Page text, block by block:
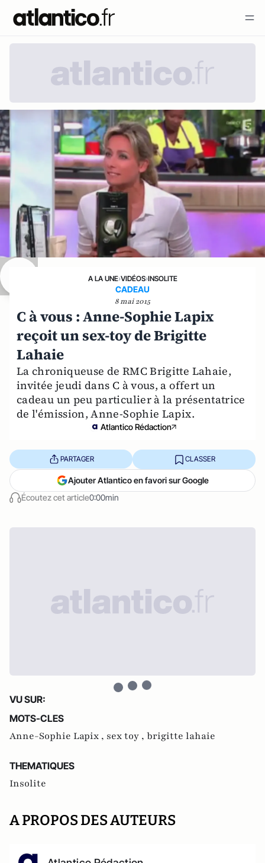
A LA UNE›VIDÉOS›INSOLITE
CADEAU
8 mai 2015
C à vous : Anne-Sophie Lapix
reçoit un sex-toy de Brigitte
Lahaie
La chroniqueuse de RMC Brigitte Lahaie,
invitée jeudi dans C à vous, a offert un
cadeau un peu particulier à la présentatrice
de l'émission, Anne-Sophie Lapix.
Atlantico Rédaction
Écoutez cet article0:00min
PARTAGER CLASSER
Ajouter Atlantico en favori sur Google
VU SUR:
MOTS-CLES
Anne-Sophie Lapix , sex toy , brigitte lahaie
THEMATIQUES
Insolite
A PROPOS DES AUTEURS